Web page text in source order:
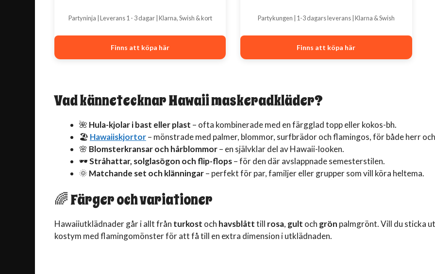
Partyninja | Leverans 1 - 3 dagar | Klarna, Swish & kort
Finns att köpa här
var:
Partykungen | 1-3 dagars leverans | Klarna & Swish
Finns att köpa här
Vad kännetecknar Hawaii maskeradkläder?
🌺 Hula-kjolar i bast eller plast – ofta kombinerade med en färgglad topp eller kokos-bh.
🏖️ Hawaiiskjortor– mönstrade med palmer, blommor, surfbrädor och flamingos, för både herr
🌸 Blomsterkransar och hårblommor– en självklar del av Hawaii-looken.
🕶️Stråhattar, solglasögon och flip-flops– för den där avslappnade semesterstilen.
🌞 Matchande set och klänningar– perfekt för par, familjer eller grupper som vill köra heltema.
🌈 Färger och variationer
Hawaiiutklädnader går i allt från turkost och havsblåtttill rosa, gult och grön palmgrönt. Vill du sticka
kostym med flamingomönster för att få till en extra dimension i utklädnaden.